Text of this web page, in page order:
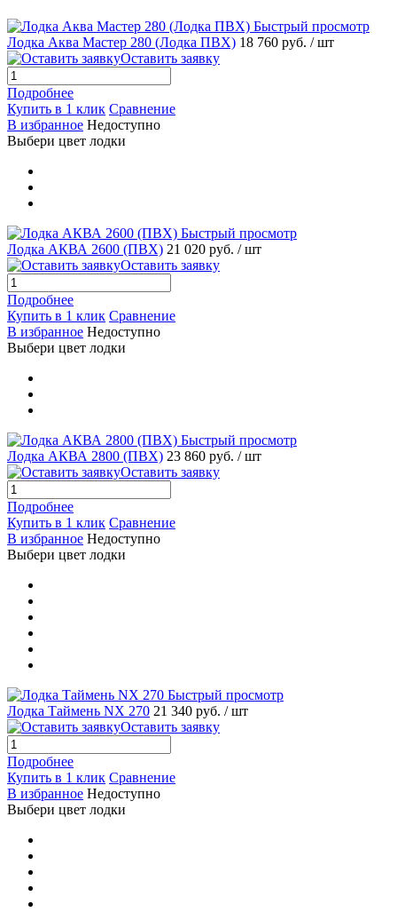
Быстрый просмотр
Лодка Аква Мастер 280 (Лодка ПВХ) 18 760 руб. / шт
Оставить заявку
Подробнее
Купить в 1 клик Сравнение
В избранное Недоступно
Выбери цвет лодки
Быстрый просмотр
Лодка АКВА 2600 (ПВХ) 21 020 руб. / шт
Оставить заявку
Подробнее
Купить в 1 клик Сравнение
В избранное Недоступно
Выбери цвет лодки
Быстрый просмотр
Лодка АКВА 2800 (ПВХ) 23 860 руб. / шт
Оставить заявку
Подробнее
Купить в 1 клик Сравнение
В избранное Недоступно
Выбери цвет лодки
Быстрый просмотр
Лодка Таймень NX 270 21 340 руб. / шт
Оставить заявку
Подробнее
Купить в 1 клик Сравнение
В избранное Недоступно
Выбери цвет лодки